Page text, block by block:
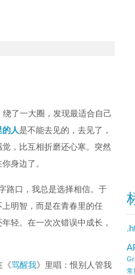
了一大圈，发现最适合自己
的人是不能去见的，去见了，
，比互相折磨还心寒。突然
身边了。
路口，我总是选择相信。于
明智，而是在青春里的任
轻。在一次次错误中成长，
《骂醒我》里唱：恨别人管我
常